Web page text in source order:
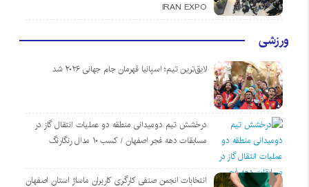
IRAN EXPO
ورزشی
لایق‌ترین تیم؛ اسپانیا قهرمان جام جهانی ۲۰۲۶ شد
درخشش تیم دومیدانی منطقه دو عملیات انتقال گاز در
مسابقات دهه فجر اصفهان / کسب ۱۰ مدال رنگارنگ
انتخابات انجمن صنفی کارگری کاربران ماساژ استان اصفهان